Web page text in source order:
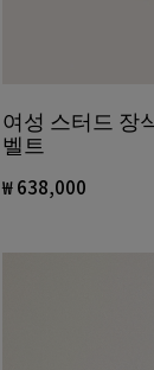
여성 스터드 장
벨트
₩ 638,000